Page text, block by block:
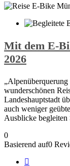
Mit dem E-
2026
wunderschönen
Landeshauptstadt
auch weniger
Ausblicke begleiten
0
Basierend auf0